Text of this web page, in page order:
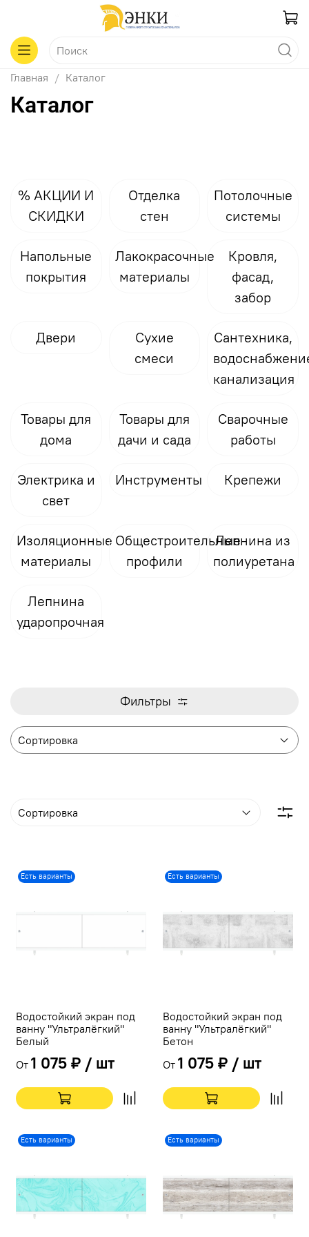
Главная Каталог
Каталог
% АКЦИИ И
СКИДКИ
Отделка
стен
Потолочные
системы
Напольные
покрытия
Лакокрасочные
материалы
Кровля,
фасад,
забор
Двери
Сухие
смеси
Сантехника,
канализация
Товары для
дома
Товары для
дачи и сада
Сварочные
работы
Электрика и
свет
Инструменты Крепежи
Изоляционные
материалы
Общестроительные
профили
Лепнина из
полиуретана
Лепнина
ударопрочная
Фильтры
Есть варианты
Водостойкий экран под
ванну "Ультралёгкий"
Белый
От 1 075 ₽ / шт
Есть варианты
Водостойкий экран под
ванну "Ультралёгкий"
Бетон
От 1 075 ₽ / шт
Есть варианты Есть варианты